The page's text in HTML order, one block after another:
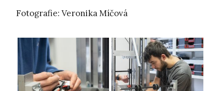
Fotografie: Veronika Míčová